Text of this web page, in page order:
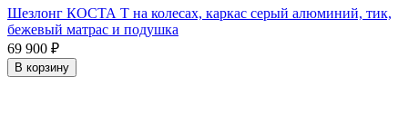
Шезлонг КОСТА Т на колесах, каркас серый алюминий, тик,
бежевый матрас и подушка
69 900 ₽
В корзину